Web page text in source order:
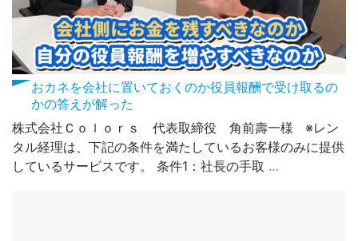
おカネを会社に置いておくのか役員報酬で受け取るの
かの答えが解った
株式会社Ｃｏｌｏｒｓ 代表取締役 角前壽一様 ※レン
タル経理は、下記の条件を満たしているお客様のみに提供
しているサービスです。 条件1：社長の手取 …